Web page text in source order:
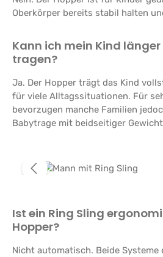
Oberkörper bereits stabil halten
Kann ich mein Kind
tragen?
Ja. Der Hopper trägt das Kind
für viele Alltagssituationen. Für
bevorzugen manche Familien
Babytrage mit beidseitiger
Bildergalerie überspringen
Ist ein Ring Sling
Hopper?
Nicht automatisch. Beide Systeme